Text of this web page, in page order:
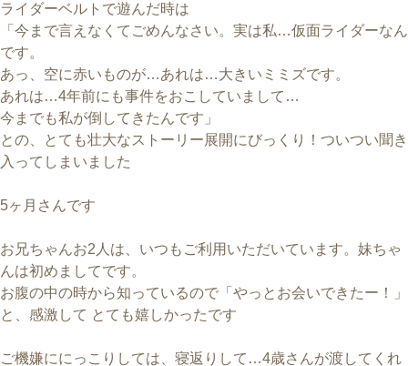
ライダーベルトで遊んだ時は
「今まで言えなくてごめんなさい。実は私…仮面ライダーなん
です。
あっ、空に赤いものが…あれは…大きいミミズです。
あれは…4年前にも事件をおこしていまして…
今までも私が倒してきたんです」
との、とても壮大なストーリー展開にびっくり！ついつい聞き
入ってしまいました
5ヶ月さんです
お兄ちゃんお2人は、いつもご利用いただいています。妹ちゃ
んは初めましてです。
お腹の中の時から知っているので「やっとお会いできたー！」
と、感激して とても嬉しかったです
ご機嫌ににっこりしては、寝返りして…4歳さんが渡してくれ